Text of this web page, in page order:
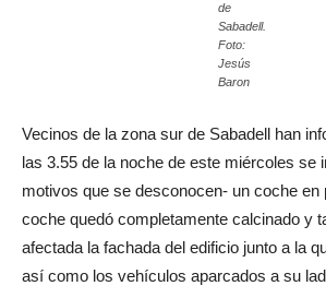
de
Sabadell.
Foto:
Jesús
Baron
Vecinos de la zona sur de Sabadell han
las 3.55 de la noche de este miércoles se
motivos que se desconocen- un coche en
coche quedó completamente calcinado y
afectada la fachada del edificio junto a la
así como los vehículos aparcados a su